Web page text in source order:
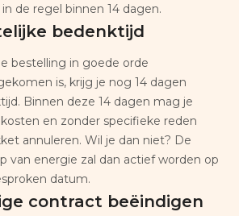
in de regel binnen 14 dagen.
bedenktijd
bestelling in goede orde
is, krijg je nog 14 dagen
Binnen deze 14 dagen mag je
en zonder specifieke reden
annuleren. Wil je dan niet? De
van energie zal dan actief worden op
datum.
contract beëindigen